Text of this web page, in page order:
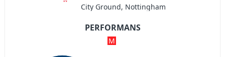
City Ground, Nottingham
PERFORMANS
M